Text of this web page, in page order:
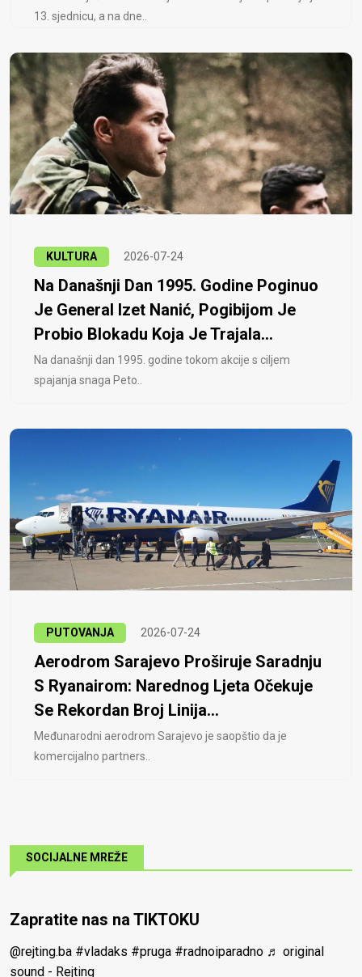
13. sjednicu, a na dne..
KULTURA 2026-07-24
Na Današnji Dan 1995. Godine Poginuo
Je General Izet Nanić, Pogibijom Je
Probio Blokadu Koja Je Trajala...
Na današnji dan 1995. godine tokom akcije s ciljem
spajanja snaga Peto..
PUTOVANJA 2026-07-24
Aerodrom Sarajevo Proširuje Saradnju
S Ryanairom: Narednog Ljeta Očekuje
Se Rekordan Broj Linija...
Međunarodni aerodrom Sarajevo je saopštio da je
komercijalno partners..
SOCIJALNE MREŽE
Zapratite nas na TIKTOKU
@rejting.ba #vladaks #pruga #radnoiparadno ♬ original
sound - Rejting